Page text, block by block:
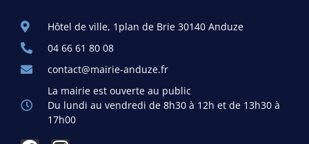
Hôtel de ville, 1plan de Brie 30140 Anduze
04 66 61 80 08
contact@mairie-anduze.fr
La mairie est ouverte au public
Du lundi au vendredi de 8h30 à 12h et de 13h30 à
17h00